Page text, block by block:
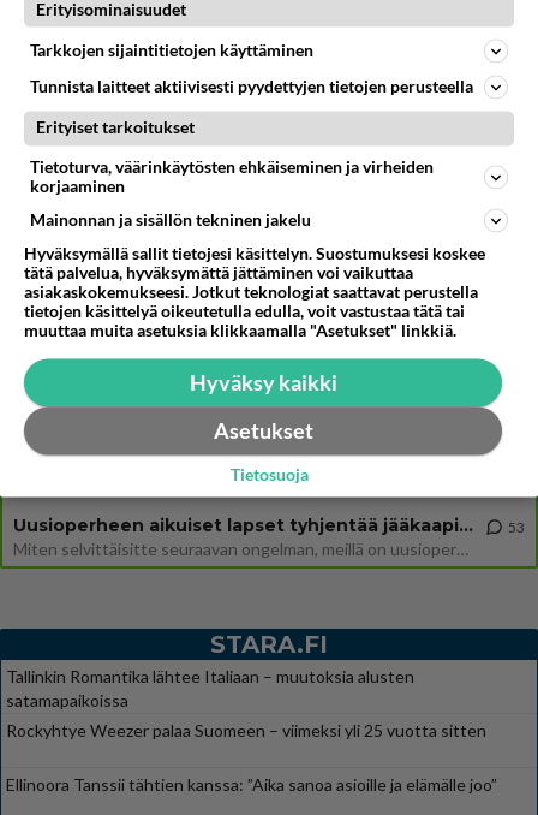
Muistatko? Kädestä suuhun elävä Satu sai jättimäisen rahasalkun
Henry-miljonääriltä
Iloyllätys! Maajussi-Kalle ja Niina palaavat televisioon - Niinalta
rehellinen reaktio: "KÄÄKS!"
TTK-voittaja Johannes Holopainen paljasti iloisen uutisen - Tätä moni
ehti jo odottaa
Martinan bisneksillä ei mene hyvin
https://www.iltalehti.fi/viihdeuutiset/a/c46da6ab-340f-4790-aaa7-0865eed2336 Yrityksen konkurssihakemus on tullut kärä
Tiesitkö? Martina Aitolehden isäpuoli on tämä suosittu laulaja
Martina Aitolehti on seurattu julkisuuden henkilö. Lähipiiriin mahtuu muitakin tunnettuja henkilöitä. Tiesitkö, että Ma
2 km on nykyään liian pitkä koulumatka
Miesten tuijotus
Uusioperheen aikuiset lapset tyhjentää jääkaapin käydessään
Miten selvittäisitte seuraavan ongelman, meillä on uusioperhe, minulla teini-ikäiset lapset ja puolisolla aikuiset, jotk
53
STARA.FI
Tallinkin Romantika lähtee Italiaan – muutoksia alusten
satamapaikoissa
Rockyhtye Weezer palaa Suomeen – viimeksi yli 25 vuotta sitten
Ellinoora Tanssii tähtien kanssa: ”Aika sanoa asioille ja elämälle joo”
Erityisominaisuudet
Tarkkojen sijaintitietojen käyttäminen
Tunnista laitteet aktiivisesti pyydettyjen tietojen perusteella
Erityiset tarkoitukset
Tietoturva, väärinkäytösten ehkäiseminen ja virheiden
korjaaminen
Mainonnan ja sisällön tekninen jakelu
Hyväksymällä sallit tietojesi käsittelyn. Suostumuksesi koskee
tätä palvelua, hyväksymättä jättäminen voi vaikuttaa
asiakaskokemukseesi. Jotkut teknologiat saattavat perustella
tietojen käsittelyä oikeutetulla edulla, voit vastustaa tätä tai
muuttaa muita asetuksia klikkaamalla "Asetukset" linkkiä.
Hyväksy kaikki
Asetukset
Tietosuoja